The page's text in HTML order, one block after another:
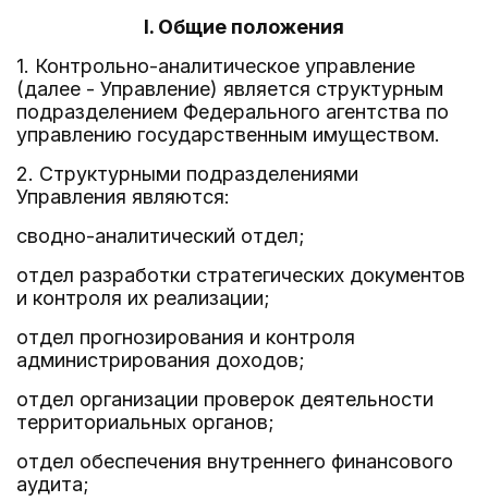
I. Общие положения
1. Контрольно-аналитическое управление
(далее - Управление) является структурным
подразделением Федерального агентства по
управлению государственным имуществом.
2. Структурными подразделениями
Управления являются:
сводно-аналитический отдел;
отдел разработки стратегических документов
и контроля их реализации;
отдел прогнозирования и контроля
администрирования доходов;
отдел организации проверок деятельности
территориальных органов;
отдел обеспечения внутреннего финансового
аудита;